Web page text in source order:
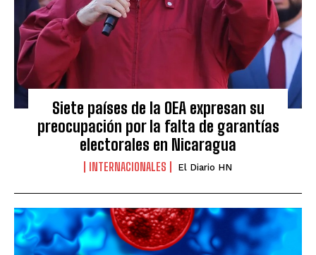
Siete países de la OEA expresan su
preocupación por la falta de garantías
electorales en Nicaragua
INTERNACIONALES El Diario HN